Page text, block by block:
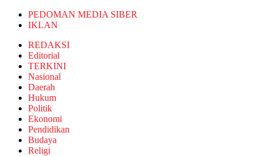
PEDOMAN MEDIA SIBER
IKLAN
REDAKSI
Editorial
TERKINI
Nasional
Daerah
Hukum
Politik
Ekonomi
Pendidikan
Budaya
Religi